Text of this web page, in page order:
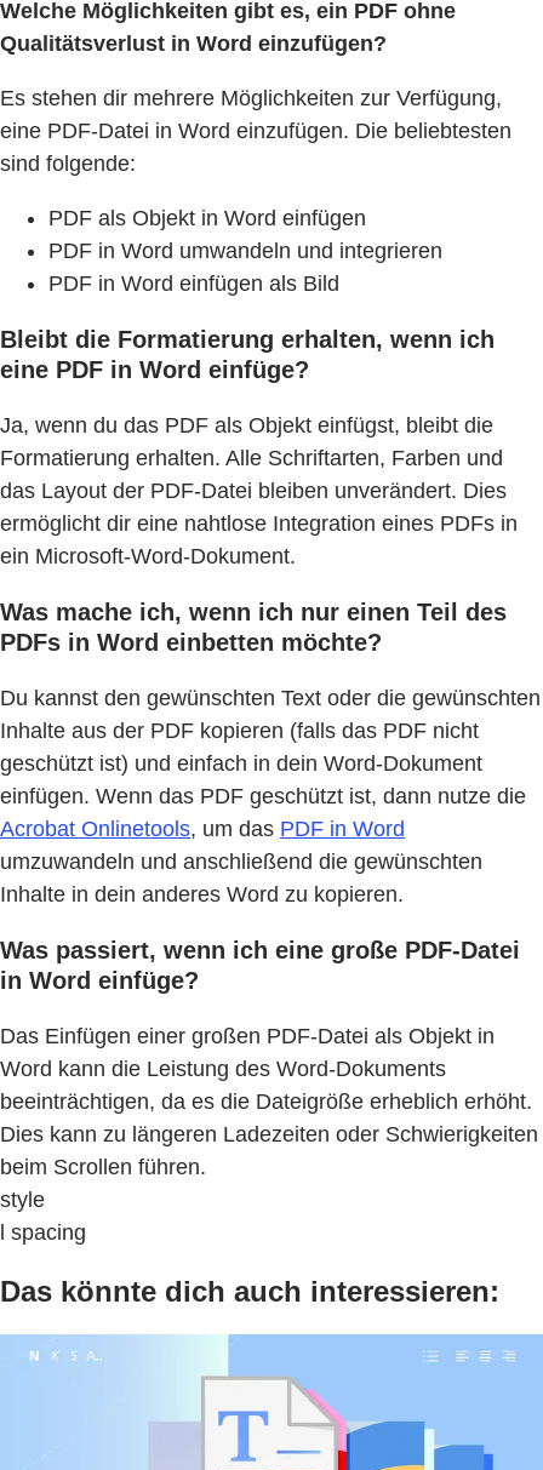
Welche Möglichkeiten gibt es, ein PDF ohne
Qualitätsverlust in Word einzufügen?
Es stehen dir mehrere Möglichkeiten zur Verfügung,
eine PDF-Datei in Word einzufügen. Die beliebtesten
sind folgende:
PDF als Objekt in Word einfügen
PDF in Word umwandeln und integrieren
PDF in Word einfügen als Bild
Bleibt die Formatierung erhalten, wenn ich
eine PDF in Word einfüge?
Ja, wenn du das PDF als Objekt einfügst, bleibt die
Formatierung erhalten. Alle Schriftarten, Farben und
das Layout der PDF-Datei bleiben unverändert. Dies
ermöglicht dir eine nahtlose Integration eines PDFs in
ein Microsoft-Word-Dokument.
Was mache ich, wenn ich nur einen Teil des
PDFs in Word einbetten möchte?
Du kannst den gewünschten Text oder die gewünschten
Inhalte aus der PDF kopieren (falls das PDF nicht
geschützt ist) und einfach in dein Word-Dokument
einfügen. Wenn das PDF geschützt ist, dann nutze die
Acrobat Onlinetools, um das PDF in Word
umzuwandeln und anschließend die gewünschten
Inhalte in dein anderes Word zu kopieren.
Was passiert, wenn ich eine große PDF-Datei
in Word einfüge?
Das Einfügen einer großen PDF-Datei als Objekt in
Word kann die Leistung des Word-Dokuments
beeinträchtigen, da es die Dateigröße erheblich erhöht.
Dies kann zu längeren Ladezeiten oder Schwierigkeiten
beim Scrollen führen.
style
l spacing
Das könnte dich auch interessieren: